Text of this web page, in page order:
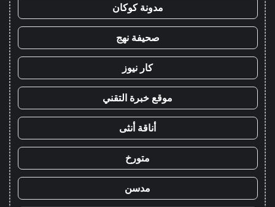
مدونة كوكان
صحيفة نهج
كار نيوز
موقع خبرة التقني
أناقة أنثى
متورخ
مدسن